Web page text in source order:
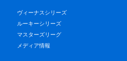
ヴィーナスシリーズ
ルーキーシリーズ
マスターズリーグ
メディア情報